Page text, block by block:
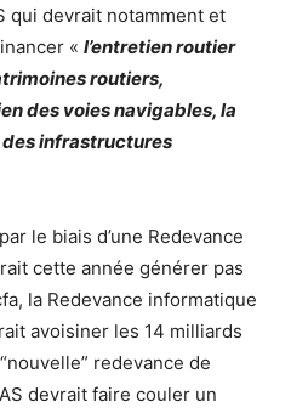
qui devrait notamment et
« l’entretien routier
routiers,
des voies navigables, la
infrastructures
le biais d’une Redevance
cette année générer pas
la Redevance informatique
avoisiner les 14 milliards
redevance de
devrait faire couler un